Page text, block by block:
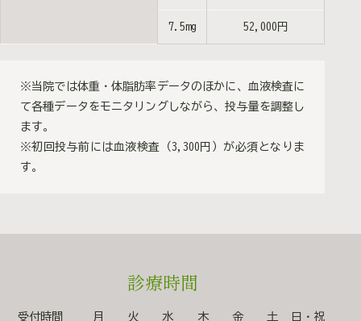
7.5mg 52,000円
※当院では体重・体脂肪率データのほかに、血液検査に
て各種データをモニタリングしながら、投与量を調整し
ます。
※初回投与前には血液検査（3,300円）が必須となりま
す。
診療時間
受付時間 月 火 水 木 金 土 日・祝